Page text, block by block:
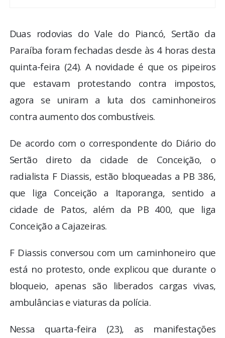
Duas rodovias do Vale do Piancó, Sertão da
Paraíba foram fechadas desde às 4 horas desta
quinta-feira (24). A novidade é que os pipeiros
que estavam protestando contra impostos,
agora se uniram a luta dos caminhoneiros
contra aumento dos combustíveis.
De acordo com o correspondente do Diário do
Sertão direto da cidade de Conceição, o
radialista F Diassis, estão bloqueadas a PB 386,
que liga Conceição a Itaporanga, sentido a
cidade de Patos, além da PB 400, que liga
Conceição a Cajazeiras.
F Diassis conversou com um caminhoneiro que
está no protesto, onde explicou que durante o
bloqueio, apenas são liberados cargas vivas,
ambulâncias e viaturas da polícia.
Nessa quarta-feira (23), as manifestações